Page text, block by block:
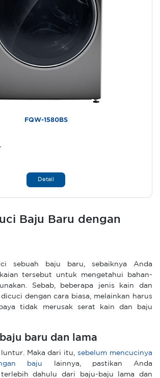
FQW-1580BS
Detail
Baju Baru dengan
sebuah baju baru, sebaiknya Anda
tersebut untuk mengetahui bahan-
Sebab, beberapa jenis kain dan
dengan cara biasa, melainkan harus
tidak merusak serat kain dan baju
baru dan lama
luntur. Maka dari itu,sebelum mencucinya
baju
lainnya, pastikan Anda
terlebih dahulu dari baju-baju lama dan